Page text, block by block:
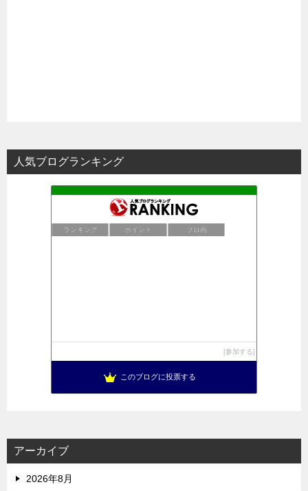
人気ブログランキング
ランキング ポイント ブロ画
参加する
このブログに投票する
アーカイブ
2026年8月